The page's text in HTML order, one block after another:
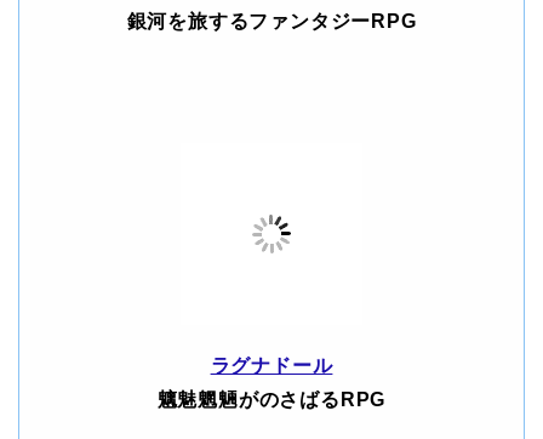
銀河を旅するファンタジーRPG
ラグナドール
魑魅魍魎がのさばるRPG